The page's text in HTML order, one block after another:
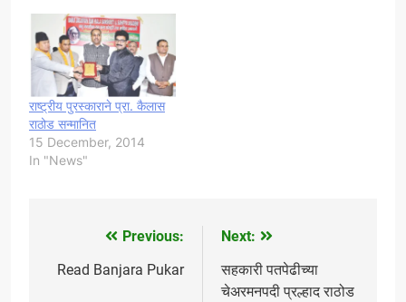
राष्ट्रीय पुरस्काराने प्रा. कैलास
राठोड सन्मानित
15 December, 2014
In "News"
navigation
Previous:
Read Banjara Pukar
Next:
सहकारी पतपेढीच्या
चेअरमनपदी प्रल्हाद राठोड